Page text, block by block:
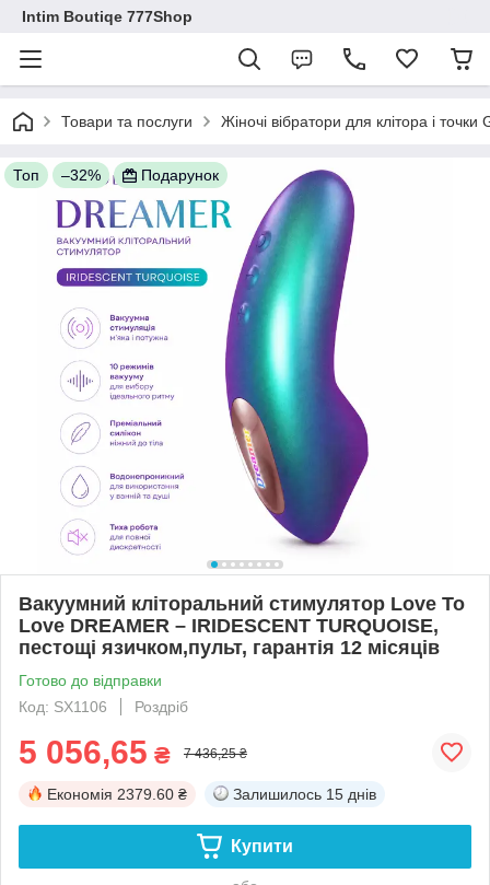
Intim Boutiqe 777Shop
Товари та послуги Жіночі вібратори для клітора і
Топ –32% Подарунок
Вакуумний кліторальний стимулятор Love To
Love DREAMER – IRIDESCENT TURQUOISE,
пестощі язичком,пульт, гарантія 12 місяців
Готово до відправки
Код: SX1106
Роздріб
5 056,65 ₴ 7 436,25 ₴
Економія 2379.60 ₴ Залишилось 15 днів
Купити